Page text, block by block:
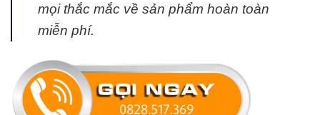
mọi thắc mắc về sản phẩm hoàn toàn
miễn phí.